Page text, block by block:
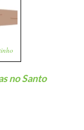
no Santo